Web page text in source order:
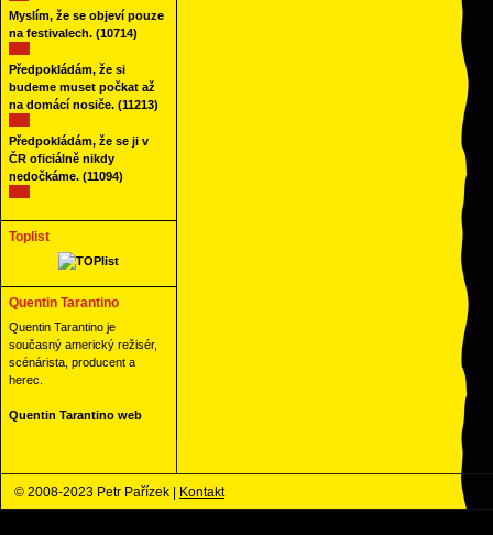
Myslím, že se objeví pouze
na festivalech. (10714)
Předpokládám, že si
budeme muset počkat až
na domácí nosiče. (11213)
Předpokládám, že se ji v
ČR oficiálně nikdy
nedočkáme. (11094)
Toplist
Quentin Tarantino
Quentin Tarantino je
současný americký režisér,
scénárista, producent a
herec.
Quentin Tarantino web
© 2008-2023 Petr Pařízek | Kontakt